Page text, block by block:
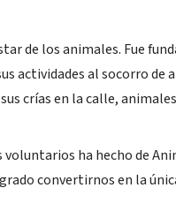
de los animales. Fue
actividades al socorro
crías en la calle,
ha hecho de
convertirnos en la